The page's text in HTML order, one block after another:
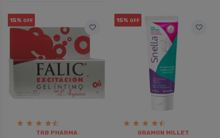
15% OFF
TRB PHARMA
15% OFF
GRAMON MILLET